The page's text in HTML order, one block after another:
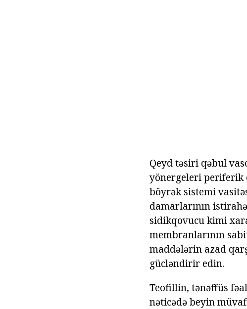
Qeyd təsiri qəbul
yönergeleri periferik
böyrək sistemi
damarlarının
sidikqovucu kimi
membranlarının
maddələrin azad
gücləndirir edin.
Teofillin, tənəffüs
nəticədə beyin